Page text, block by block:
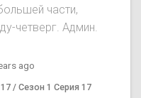
части,
четверг. Админ.
ago
/ Сезон 1 Серия 17